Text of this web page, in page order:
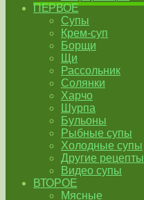
ПЕРВОЕ
Супы
Крем-суп
Борщи
Щи
Рассольник
Солянки
Харчо
Шурпа
Бульоны
Рыбные супы
Холодные супы
Другие рецепты
Видео супы
ВТОРОЕ
Мясные